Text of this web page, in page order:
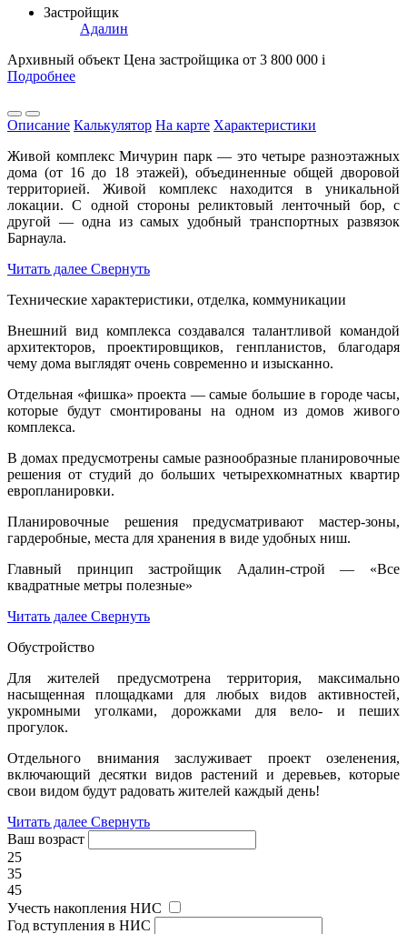
Застройщик
Адалин
Архивный объект Цена застройщика от 3 800 000 i
Подробнее
Описание Калькулятор На карте Характеристики
Живой комплекс Мичурин парк — это четыре разноэтажных
дома (от 16 до 18 этажей), объединенные общей дворовой
территорией. Живой комплекс находится в уникальной
локации. С одной стороны реликтовый ленточный бор, с
другой — одна из самых удобный транспортных развязок
Барнаула.
Читать далее Свернуть
Технические характеристики, отделка, коммуникации
Внешний вид комплекса создавался талантливой командой
архитекторов, проектировщиков, генпланистов, благодаря
чему дома выглядят очень современно и изысканно.
Отдельная «фишка» проекта — самые большие в городе часы,
которые будут смонтированы на одном из домов живого
комплекса.
В домах предусмотрены самые разнообразные планировочные
решения от студий до больших четырехкомнатных квартир
европланировки.
Планировочные решения предусматривают мастер-зоны,
гардеробные, места для хранения в виде удобных ниш.
Главный принцип застройщик Адалин-строй — «Все
квадратные метры полезные»
Читать далее Свернуть
Обустройство
Для жителей предусмотрена территория, максимально
насыщенная площадками для любых видов активностей,
укромными уголками, дорожками для вело- и пеших
прогулок.
Отдельного внимания заслуживает проект озеленения,
включающий десятки видов растений и деревьев, которые
свои видом будут радовать жителей каждый день!
Читать далее Свернуть
Ваш возраст
25
35
45
Учесть накопления НИС
Год вступления в НИС